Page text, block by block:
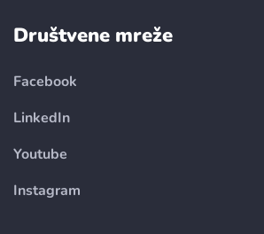
Društvene mreže
Facebook
LinkedIn
Youtube
Instagram